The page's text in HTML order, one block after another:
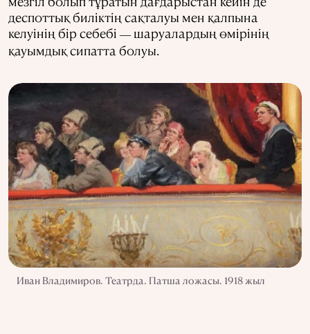
деспоттық биліктің сақталуы мен қалпына
келуінің бір себебі — шаруалардың өмірінің
қауымдық сипатта болуы.
Иван Владимиров. Театрда. Патша ложасы. 1918 жыл